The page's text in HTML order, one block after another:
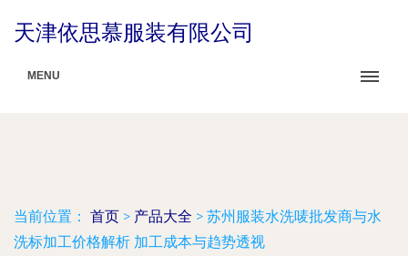
天津依思慕服装有限公司
MENU
当前位置： 首页 > 产品大全 > 苏州服装水洗唛批发商与水
洗标加工价格解析 加工成本与趋势透视